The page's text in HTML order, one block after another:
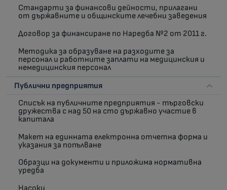
Стандарти за финансови дейности, прилагани
от държавните и общинските лечебни заведения
Договор за финансиране по Наредба №2 от 2011 г.
Методика за образуване на разходите за
персонал и работните заплати на медицинския и
немедицинския персонал
Публични предприятия
Списък на публичните предприятия - търговски
дружества с над 50 на сто държавно участие в
капитала
Макет на единната електронна отчетна форма и
указания за попълване
Образци на документи и приложима нормативна
уредба